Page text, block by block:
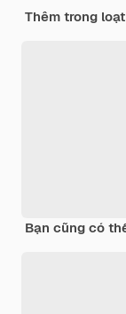
Thêm trong
Bạn cũng có